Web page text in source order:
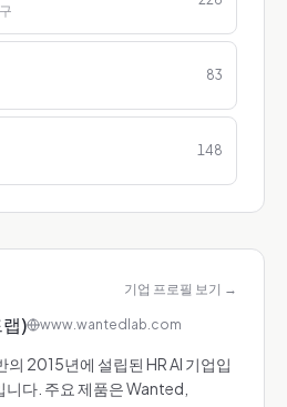
83
148
기업 프로필 보기 →
) www.wantedlab.com
2015년에 설립된 HR AI 기업입
다. 주요 제품은 Wanted,